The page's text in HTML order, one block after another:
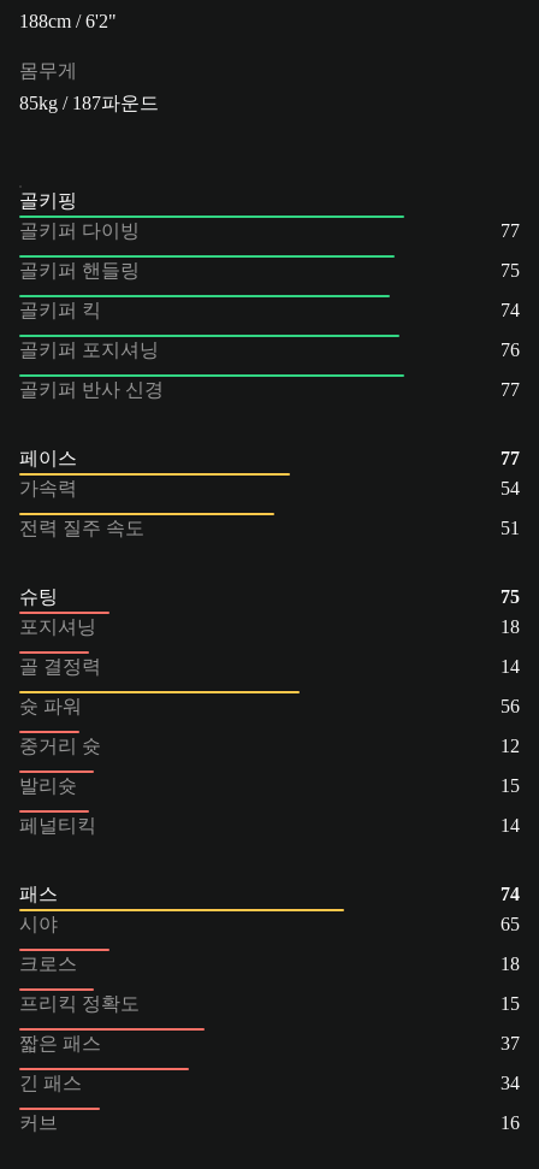
188cm / 6'2"
몸무게
85kg / 187파운드
골키핑
골키퍼 다이빙
77
골키퍼 핸들링
75
골키퍼 킥
74
골키퍼 포지셔닝
76
골키퍼 반사 신경
77
페이스
77
가속력
54
전력 질주 속도
51
슈팅
75
포지셔닝
18
골 결정력
14
슛 파워
56
중거리 슛
12
발리슛
15
페널티킥
14
패스
74
시야
65
크로스
18
프리킥 정확도
15
짧은 패스
37
긴 패스
34
커브
16